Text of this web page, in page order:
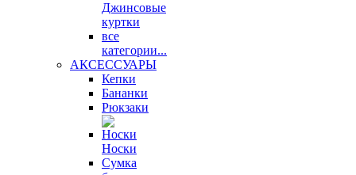
Джинсовые
куртки
все
категории...
АКСЕССУАРЫ
Кепки
Бананки
Рюкзаки
Носки
Сумка